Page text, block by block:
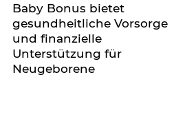
Baby Bonus bietet
gesundheitliche Vorsorge
und finanzielle
Unterstützung für
Neugeborene